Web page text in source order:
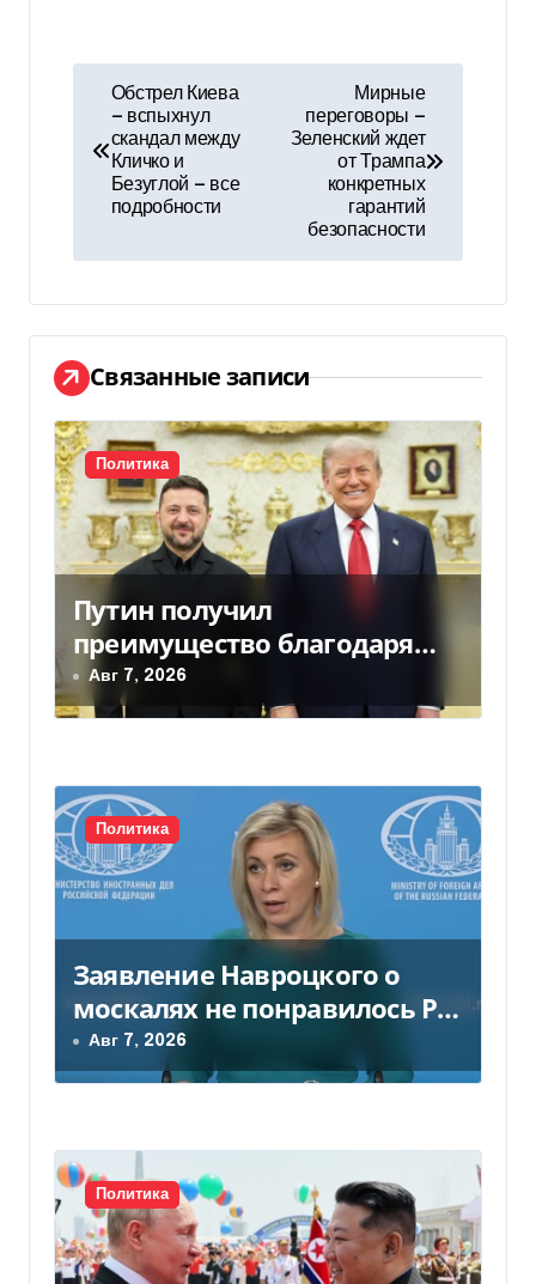
а
ц
и
я
п
о
з
а
п
и
с
я
Обстрел Киева
— вспыхнул
скандал между
Кличко и
Безуглой — все
подробности
Мирные
переговоры —
Зеленский ждет
от Трампа
конкретных
гарантий
безопасности
Связанные записи
Политика
Путин получил
преимущество благодаря
действиям США
Авг 7, 2026
Политика
Заявление Навроцкого о
москалях не понравилось РФ
— видео
Авг 7, 2026
Политика